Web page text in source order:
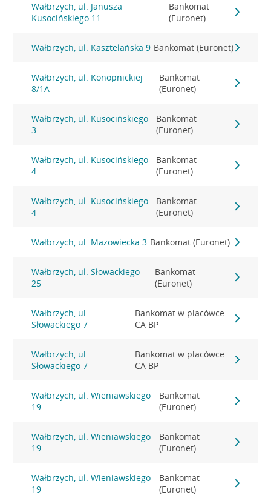
Wałbrzych, ul. Janusza
Kusocińskiego 11
Bankomat
(Euronet)
Wałbrzych, ul. Kasztelańska 9 Bankomat (Euronet)
Wałbrzych, ul. Konopnickiej
8/1A
Bankomat
(Euronet)
Wałbrzych, ul. Kusocińskiego
3
Bankomat
(Euronet)
Wałbrzych, ul. Kusocińskiego
4
Bankomat
(Euronet)
Wałbrzych, ul. Kusocińskiego
4
Bankomat
(Euronet)
Wałbrzych, ul. Mazowiecka 3 Bankomat (Euronet)
Wałbrzych, ul. Słowackiego
25
Bankomat
(Euronet)
Wałbrzych, ul.
Słowackiego 7
Bankomat w placówce
CA BP
Wałbrzych, ul.
Słowackiego 7
Bankomat w placówce
CA BP
Wałbrzych, ul. Wieniawskiego
19
Bankomat
(Euronet)
Wałbrzych, ul. Wieniawskiego
19
Bankomat
(Euronet)
Wałbrzych, ul. Wieniawskiego
19
Bankomat
(Euronet)